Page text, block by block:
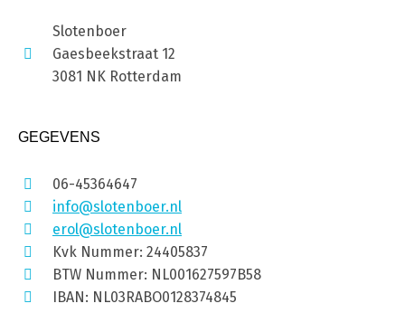
Slotenboer
Gaesbeekstraat 12
3081 NK Rotterdam
GEGEVENS
06-45364647
info@slotenboer.nl
erol@slotenboer.nl
Kvk Nummer: 24405837
BTW Nummer: NL001627597B58
IBAN: NL03RABO0128374845